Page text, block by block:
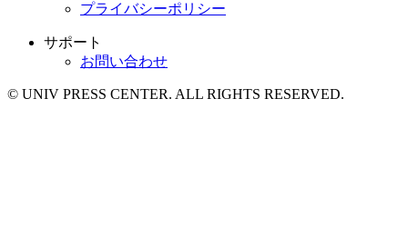
プライバシーポリシー
サポート
お問い合わせ
© UNIV PRESS CENTER. ALL RIGHTS RESERVED.